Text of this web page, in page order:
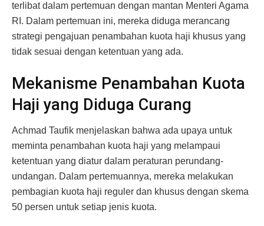
terlibat dalam pertemuan dengan mantan Menteri Agama
RI. Dalam pertemuan ini, mereka diduga merancang
strategi pengajuan penambahan kuota haji khusus yang
tidak sesuai dengan ketentuan yang ada.
Mekanisme Penambahan Kuota
Haji yang Diduga Curang
Achmad Taufik menjelaskan bahwa ada upaya untuk
meminta penambahan kuota haji yang melampaui
ketentuan yang diatur dalam peraturan perundang-
undangan. Dalam pertemuannya, mereka melakukan
pembagian kuota haji reguler dan khusus dengan skema
50 persen untuk setiap jenis kuota.